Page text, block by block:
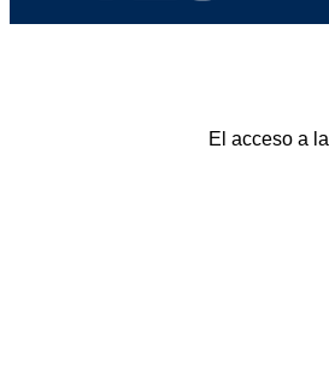
El acceso a